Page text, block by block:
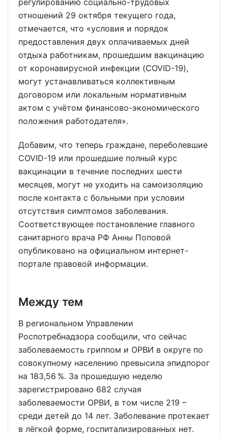
отношений 29 октября текущего года,
отмечается, что «условия и порядок
предоставления двух оплачиваемых дней
отдыха работникам, прошедшим вакцинацию
от коронавирусной инфекции (COVID-19),
могут устанавливаться коллективным
договором или локальным нормативным
актом с учётом финансово-экономического
положения работодателя».
Добавим, что теперь граждане, переболевшие
COVID-19 или прошедшие полный курс
вакцинации в течение последних шести
месяцев, могут не уходить на самоизоляцию
после контакта с больными при условии
отсутствия симптомов заболевания.
Соответствующее постановление главного
санитарного врача РФ Анны Поповой
опубликовано на официальном интернет-
портале правовой информации.
Между тем
В региональном Управлении
Роспотребнадзора сообщили, что сейчас
заболеваемость гриппом и ОРВИ в округе по
совокупному населению превысила эпидпорог
на 183,56 %. За прошедшую неделю
зарегистрировано 682 случая
заболеваемости ОРВИ, в том числе 219 –
среди детей до 14 лет. Заболевание протекает
в лёгкой форме, госпитализированных нет.